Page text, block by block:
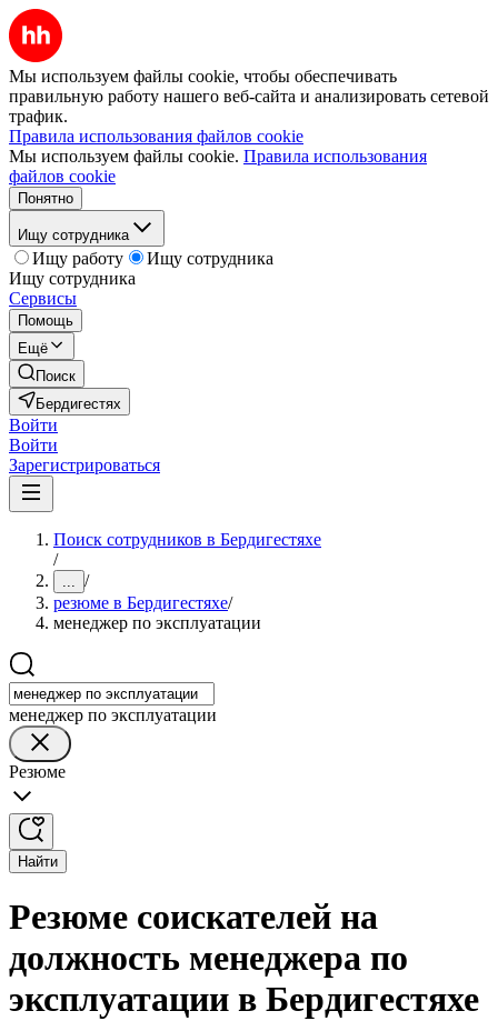
Мы используем файлы cookie, чтобы обеспечивать
правильную работу нашего веб-сайта и анализировать сетевой
трафик.
Правила использования файлов cookie
Мы используем файлы cookie. Правила использования
файлов cookie
Понятно
Ищу сотрудника
Ищу работу
Ищу сотрудника
Ищу сотрудника
Сервисы
Помощь
Ещё
Поиск
Бердигестях
Войти
Войти
Зарегистрироваться
Поиск сотрудников в Бердигестяхе
/
... /
резюме в Бердигестяхе/
менеджер по эксплуатации
менеджер по эксплуатации
Резюме
Найти
Резюме соискателей на
должность менеджера по
эксплуатации в Бердигестяхе